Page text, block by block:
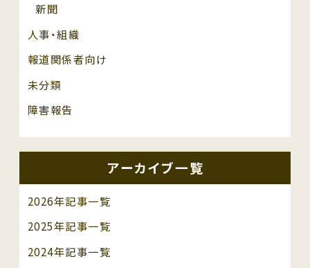
新聞
人事・組織
報道関係者向け
未分類
障害報告
アーカイブ一覧
2026年記事一覧
2025年記事一覧
2024年記事一覧